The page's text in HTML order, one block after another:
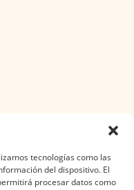
tecnologías como las
del dispositivo. El
procesar datos como